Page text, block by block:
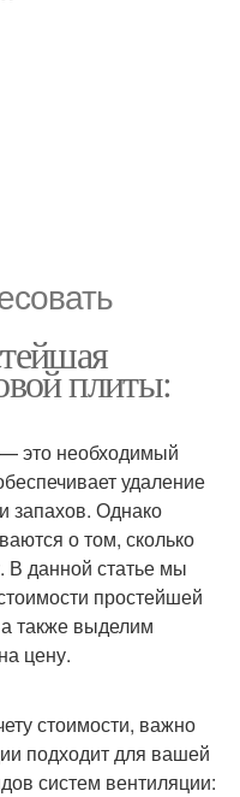
плиты:
это необходимый
удаление
запахов. Однако
о том, сколько
В данной статье мы
простейшей
также выделим
цену.
стоимости, важно
подходит для вашей
систем вентиляции: